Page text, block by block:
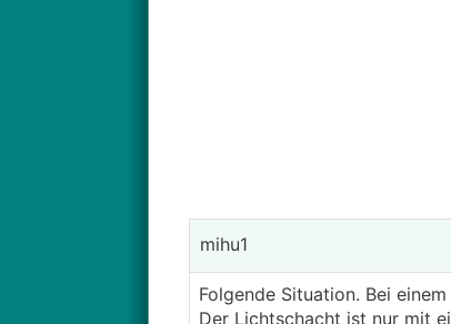
mihu1
Folgende Situation. Bei
Der Lichtschacht ist nur mit